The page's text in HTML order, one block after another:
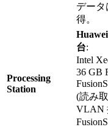
データ
得。
Processing
Station
台:
Intel
36 GB
(読み
VLAN